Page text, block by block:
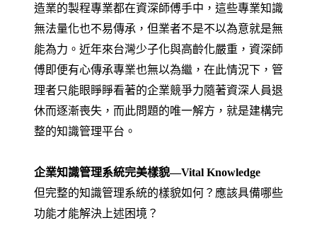
造業的製程專業都在資深師傅手中，這些專業知識
無法量化也不易傳承，但業者不是不以為意就是無
能為力。近年來台灣少子化與高齡化嚴重，資深師
傅即便有心傳承專業也無以為繼，在此情況下，管
理者只能眼睜睜看著的企業競爭力隨著資深人員退
休而逐漸喪失，而此問題的唯一解方，就是建構完
整的知識管理平台。
企業知識管理系統完美樣貌—Vital Knowledge
但完整的知識管理系統的樣貌如何？應該具備哪些
功能才能解決上述困境？